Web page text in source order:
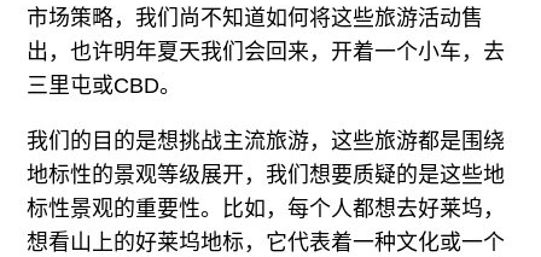
市场策略，我们尚不知道如何将这些旅游活动售
出，也许明年夏天我们会回来，开着一个小车，去
三里屯或CBD。
我们的目的是想挑战主流旅游，这些旅游都是围绕
地标性的景观等级展开，我们想要质疑的是这些地
标性景观的重要性。比如，每个人都想去好莱坞，
想看山上的好莱坞地标，它代表着一种文化或一个